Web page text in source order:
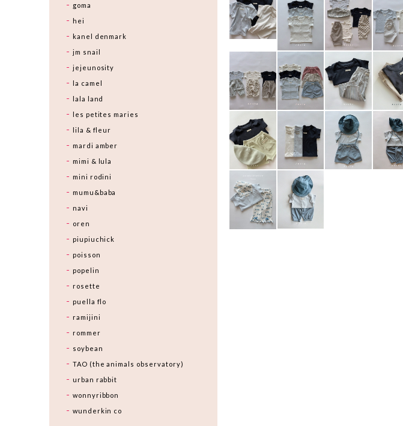
goma
hei
kanel denmark
jm snail
jejeunosity
la camel
lala land
les petites maries
lila & fleur
mardi amber
mimi & lula
mini rodini
mumu&baba
navi
oren
piupiuchick
poisson
popelin
rosette
puella flo
ramijini
rommer
soybean
TAO (the animals observatory)
urban rabbit
wonnyribbon
wunderkin co